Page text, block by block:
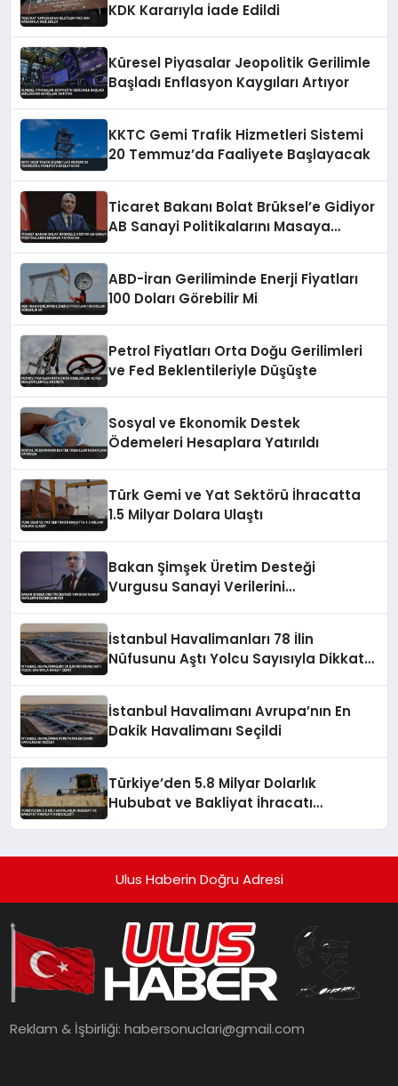
KDK Kararıyla İade Edildi
Küresel Piyasalar Jeopolitik Gerilimle
Başladı Enflasyon Kaygıları Artıyor
KKTC Gemi Trafik Hizmetleri Sistemi
20 Temmuz’da Faaliyete Başlayacak
Ticaret Bakanı Bolat Brüksel’e Gidiyor
AB Sanayi Politikalarını Masaya
ABD-İran Geriliminde Enerji Fiyatları
100 Doları Görebilir Mi
Petrol Fiyatları Orta Doğu Gerilimleri
ve Fed Beklentileriyle Düşüşte
Sosyal ve Ekonomik Destek
Ödemeleri Hesaplara Yatırıldı
Türk Gemi ve Yat Sektörü İhracatta
1.5 Milyar Dolara Ulaştı
Bakan Şimşek Üretim Desteği
Vurgusu Sanayi Verilerini
İstanbul Havalimanları 78 İlin
Nüfusunu Aştı Yolcu Sayısıyla Dikkat
İstanbul Havalimanı Avrupa’nın En
Dakik Havalimanı Seçildi
Türkiye’den 5.8 Milyar Dolarlık
Hububat ve Bakliyat İhracatı
Ulus Haberin Doğru Adresi
Reklam & İşbirliği:habersonuclari@gmail.com